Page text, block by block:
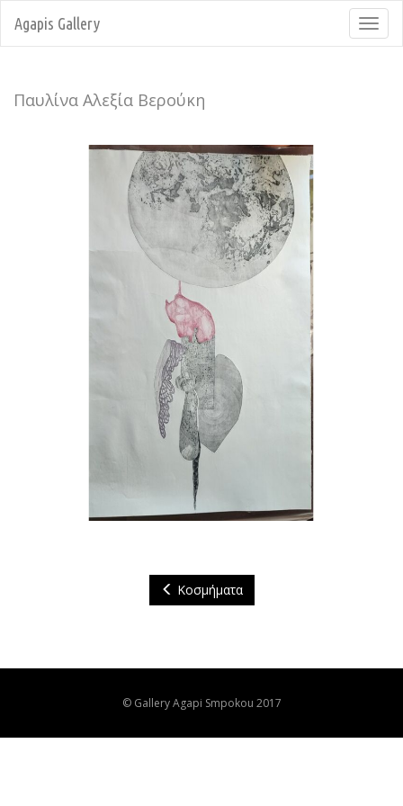
Agapis Gallery
Παυλίνα Αλεξία Βερούκη
Κοσμήματα
© Gallery Agapi Smpokou 2017